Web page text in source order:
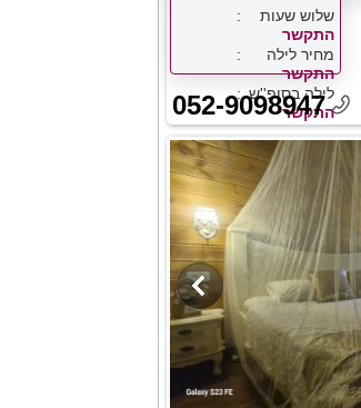
שלוש שעות
התקשר
מחיר לילה
התקשר
לילה בסופ''ש
התקשר
052-9098947